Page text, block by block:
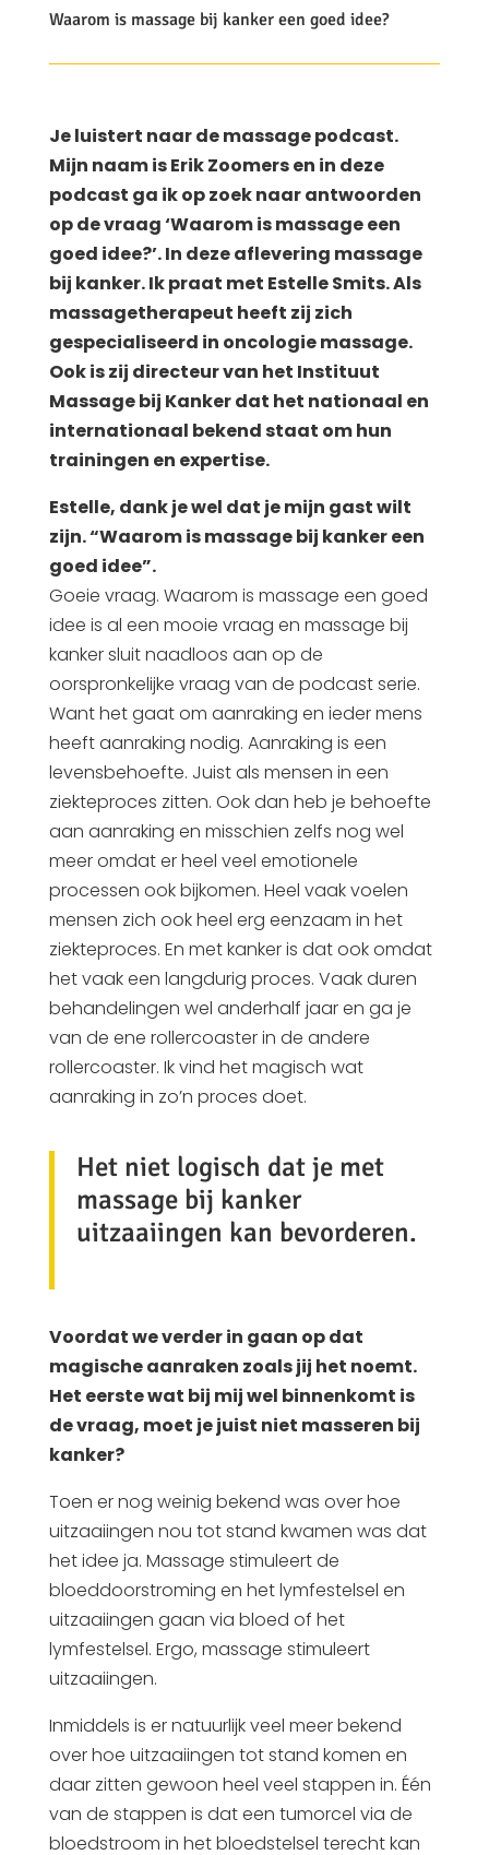
Waarom is massage bij kanker een goed idee?
Je luistert naar de massage podcast.
Mijn naam is Erik Zoomers en in deze
podcast ga ik op zoek naar antwoorden
op de vraag ‘Waarom is massage een
goed idee?’. In deze aflevering massage
bij kanker. Ik praat met Estelle Smits. Als
massagetherapeut heeft zij zich
gespecialiseerd in oncologie massage.
Ook is zij directeur van het Instituut
Massage bij Kanker dat het nationaal en
internationaal bekend staat om hun
trainingen en expertise.
Estelle, dank je wel dat je mijn gast wilt
zijn. “Waarom is massage bij kanker een
goed idee”.
Goeie vraag. Waarom is massage een goed
idee is al een mooie vraag en massage bij
kanker sluit naadloos aan op de
oorspronkelijke vraag van de podcast serie.
Want het gaat om aanraking en ieder mens
heeft aanraking nodig. Aanraking is een
levensbehoefte. Juist als mensen in een
ziekteproces zitten. Ook dan heb je behoefte
aan aanraking en misschien zelfs nog wel
meer omdat er heel veel emotionele
processen ook bijkomen. Heel vaak voelen
mensen zich ook heel erg eenzaam in het
ziekteproces. En met kanker is dat ook omdat
het vaak een langdurig proces. Vaak duren
behandelingen wel anderhalf jaar en ga je
van de ene rollercoaster in de andere
rollercoaster. Ik vind het magisch wat
aanraking in zo’n proces doet.
Het niet logisch dat je met
massage bij kanker
uitzaaiingen kan bevorderen.
Voordat we verder in gaan op dat
magische aanraken zoals jij het noemt.
Het eerste wat bij mij wel binnenkomt is
de vraag, moet je juist niet masseren bij
kanker?
Toen er nog weinig bekend was over hoe
uitzaaiingen nou tot stand kwamen was dat
het idee ja. Massage stimuleert de
bloeddoorstroming en het lymfestelsel en
uitzaaiingen gaan via bloed of het
lymfestelsel. Ergo, massage stimuleert
uitzaaiingen.
Inmiddels is er natuurlijk veel meer bekend
over hoe uitzaaiingen tot stand komen en
daar zitten gewoon heel veel stappen in. Één
van de stappen is dat een tumorcel via de
bloedstroom in het bloedstelsel terecht kan